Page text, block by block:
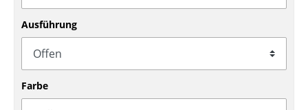
Konferenzstühle
Bürosessel
Einzelteile
... alle Sitzmöbel
Ausführung
Farbe